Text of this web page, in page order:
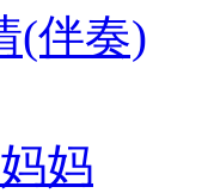
(伴奏)
妈